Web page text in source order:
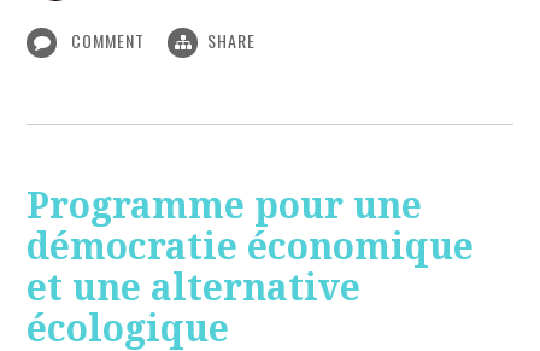
COMMENT SHARE
Programme pour une
démocratie économique
et une alternative
écologique